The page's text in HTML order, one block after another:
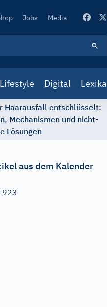
Jobs Media
Digital Lexika
Haarausfall entschlüsselt:
Mechanismen und nicht-
Lösungen
aus dem Kalender